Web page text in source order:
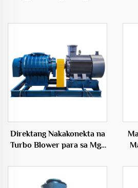
Direktang Nakakonekta na
Turbo Blower para sa Mga
Bultong Elektrikong Blower